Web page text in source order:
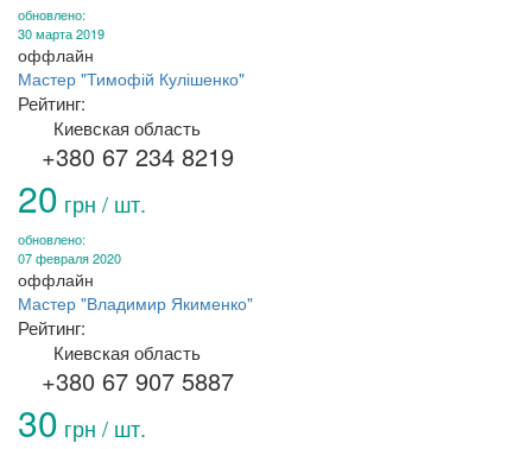
обновлено:
30 марта 2019
оффлайн
Мастер "Тимофій Кулішенко"
Рейтинг:
Киевская область
+380 67 234 8219
20 грн / шт.
обновлено:
07 февраля 2020
оффлайн
Мастер "Владимир Якименко"
Рейтинг:
Киевская область
+380 67 907 5887
30 грн / шт.